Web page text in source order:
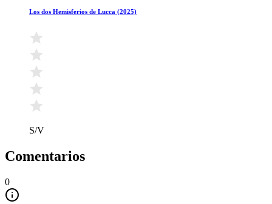
Los dos Hemisferios de Lucca (2025)
S/V
Comentarios
0